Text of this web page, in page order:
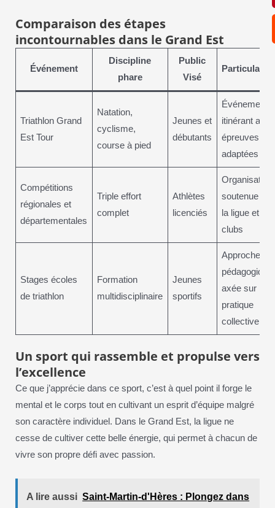
Comparaison des étapes
incontournables dans le Grand Est
Événement
Discipline
phare
Public
Visé
Triathlon Grand
Est Tour
Natation,
cyclisme,
course à pied
Jeunes et
débutants
Événement
itinérant avec
épreuves
adaptées
Compétitions
régionales et
départementales
Triple effort
complet
Athlètes
licenciés
Organisation
soutenue par
la ligue et les
clubs
Stages écoles
de triathlon
Formation
multidisciplinaire
Jeunes
sportifs
Approche
pédagogique
axée sur la
pratique
collective
Un sport qui rassemble et propulse vers
l’excellence
Ce que j’apprécie dans ce sport, c’est à quel point il forge le
mental et le corps tout en cultivant un esprit d’équipe malgré
son caractère individuel. Dans le Grand Est, la ligue ne
cesse de cultiver cette belle énergie, qui permet à chacun de
vivre son propre défi avec passion.
A lire aussi Saint-Martin-d'Hères : Plongez dans